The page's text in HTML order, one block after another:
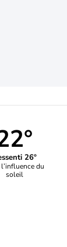
26°
du
soleil